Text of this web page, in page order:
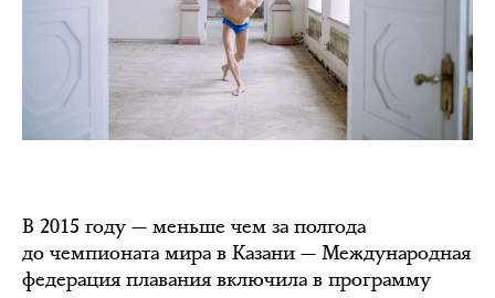
В 2015 году — меньше чем за полгода
до чемпионата мира в Казани — Международная
федерация плавания включила в программу